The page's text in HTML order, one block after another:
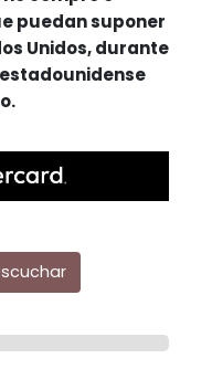
puedan suponer
Unidos, durante